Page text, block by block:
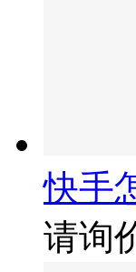
快手
请询